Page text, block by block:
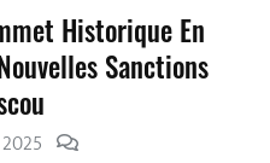
Historique En
Sanctions